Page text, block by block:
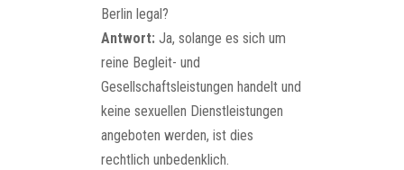
Berlin legal?
Antwort: Ja, solange es sich um
reine Begleit- und
Gesellschaftsleistungen handelt und
keine sexuellen Dienstleistungen
angeboten werden, ist dies
rechtlich unbedenklich.